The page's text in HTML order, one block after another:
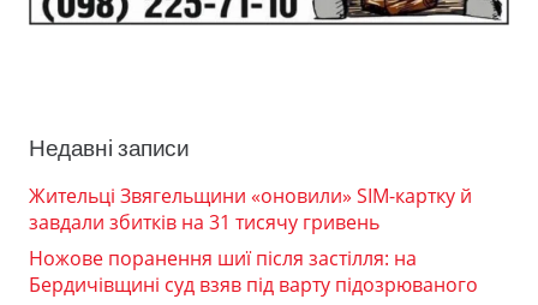
Недавні записи
Жительці Звягельщини «оновили» SIM-картку й
завдали збитків на 31 тисячу гривень
Ножове поранення шиї після застілля: на
Бердичівщині суд взяв під варту підозрюваного